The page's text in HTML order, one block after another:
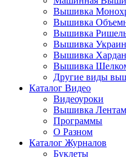
Вышивка
Вышивка
Вышивка
Вышивка
Вышивка
Вышивка
Другие виды
Каталог Видео
Видеоуроки
Вышивка
Программы
О Разном
Каталог Журналов
Буклеты